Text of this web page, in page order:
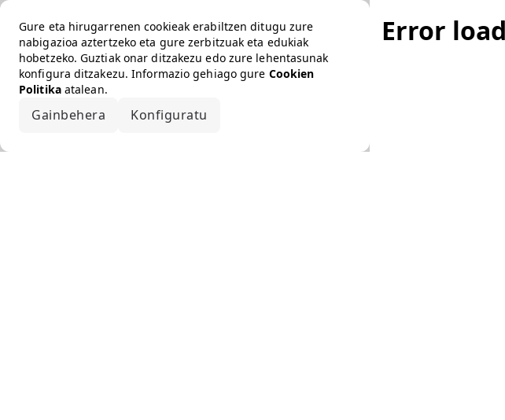
Gure eta hirugarrenen cookieak erabiltzen ditugu zure
nabigazioa aztertzeko eta gure zerbitzuak eta edukiak
hobetzeko. Guztiak onar ditzakezu edo zure lehentasunak
konfigura ditzakezu. Informazio gehiago gure Cookien
Politika atalean.
Gainbehera Konfiguratu
Error